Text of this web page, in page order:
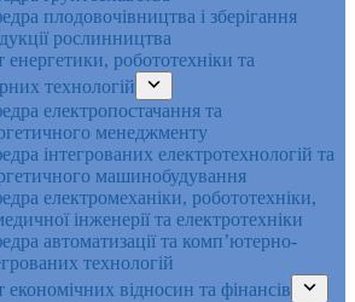
плодовочівництва і зберігання
рослинництва
енергетики, робототехніки та
технологій
електропостачання та
менеджменту
інтегрованих електротехнологій та
машинобудування
електромеханіки, робототехніки,
інженерії та електротехніки
автоматизації та комп’ютерно-
технологій
економічних відносин та фінансів